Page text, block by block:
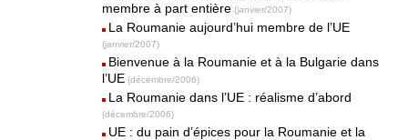
membre à part entière (janvier/2007)
La Roumanie aujourd’hui membre de l’UE
(janvier/2007)
Bienvenue à la Roumanie et à la Bulgarie dans
l’UE (décembre/2006)
La Roumanie dans l’UE : réalisme d’abord
(décembre/2006)
UE : du pain d’épices pour la Roumanie et la